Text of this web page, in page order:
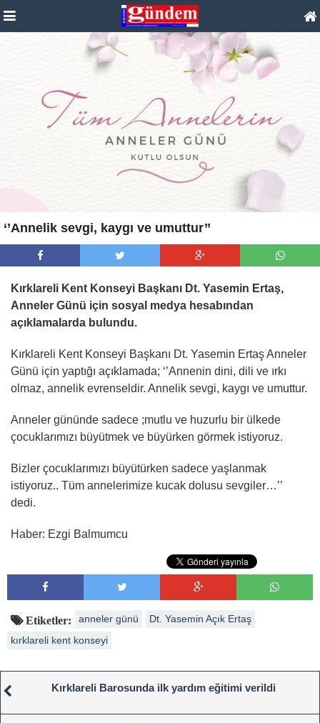
‘’Annelik sevgi, kaygı ve umuttur’’
Kırklareli Kent Konseyi Başkanı Dt. Yasemin Ertaş,
Anneler Günü için sosyal medya hesabından
açıklamalarda bulundu.
Kırklareli Kent Konseyi Başkanı Dt. Yasemin Ertaş Anneler
Günü için yaptığı açıklamada; ‘’Annenin dini, dili ve ırkı
olmaz, annelik evrenseldir. Annelik sevgi, kaygı ve umuttur.
Anneler gününde sadece ;mutlu ve huzurlu bir ülkede
çocuklarımızı büyütmek ve büyürken görmek istiyoruz.
Bizler çocuklarımızı büyütürken sadece yaşlanmak
istiyoruz.. Tüm annelerimize kucak dolusu sevgiler…’’
dedi.
Haber: Ezgi Balmumcu
Etiketler: anneler günü
Dt. Yasemin Açık Ertaş
kırklareli kent konseyi
Kırklareli Barosunda ilk yardım eğitimi verildi